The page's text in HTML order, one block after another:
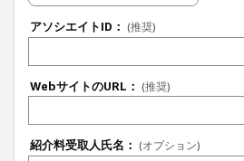
アソシエイトID： (推奨)
WebサイトのURL： (推奨)
紹介料受取人氏名： (オプション)